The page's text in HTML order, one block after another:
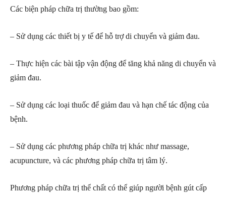
Các biện pháp chữa trị thường bao gồm:
– Sử dụng các thiết bị y tế để hỗ trợ di chuyển và giảm đau.
– Thực hiện các bài tập vận động để tăng khả năng di chuyển và
giảm đau.
– Sử dụng các loại thuốc để giảm đau và hạn chế tác động của
bệnh.
– Sử dụng các phương pháp chữa trị khác như massage,
acupuncture, và các phương pháp chữa trị tâm lý.
Phương pháp chữa trị thể chất có thể giúp người bệnh gút cấp